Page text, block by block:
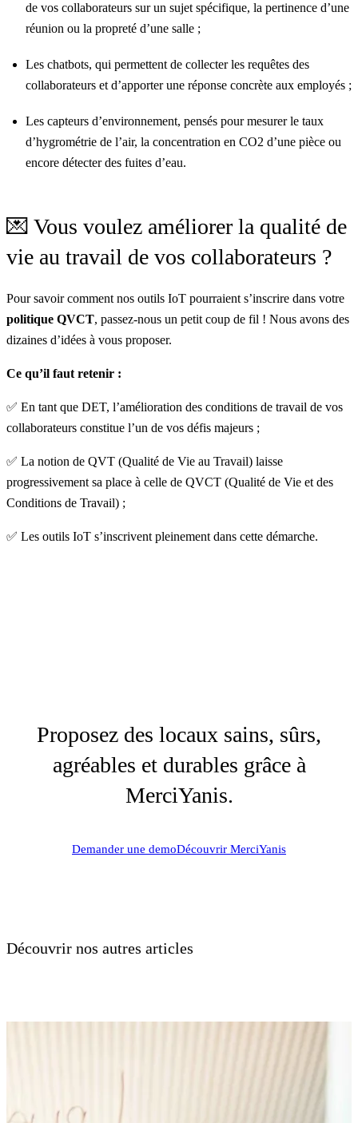
de vos collaborateurs sur un sujet spécifique, la pertinence d’une
réunion ou la propreté d’une salle ;
Les chatbots, qui permettent de collecter les requêtes des
collaborateurs et d’apporter une réponse concrète aux employés ;
Les capteurs d’environnement, pensés pour mesurer le taux
d’hygrométrie de l’air, la concentration en CO2 d’une pièce ou
encore détecter des fuites d’eau.
💌 Vous voulez améliorer la qualité de
vie au travail de vos collaborateurs ?
Pour savoir comment nos outils IoT pourraient s’inscrire dans votre
politique QVCT, passez-nous un petit coup de fil ! Nous avons des
dizaines d’idées à vous proposer.
Ce qu’il faut retenir :
✅ En tant que DET, l’amélioration des conditions de travail de vos
collaborateurs constitue l’un de vos défis majeurs ;
✅ La notion de QVT (Qualité de Vie au Travail) laisse
progressivement sa place à celle de QVCT (Qualité de Vie et des
Conditions de Travail) ;
✅ Les outils IoT s’inscrivent pleinement dans cette démarche.
Proposez des locaux sains, sûrs,
agréables et durables grâce à
MerciYanis.
Demander une demoDécouvrir MerciYanis
Découvrir nos autres articles